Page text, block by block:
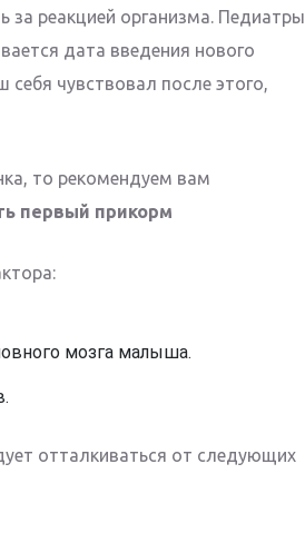
за реакцией организма. Педиатры
дата введения нового
чувствовал после этого,
то рекомендуем вам
первый прикорм
мозга малыша.
отталкиваться от следующих